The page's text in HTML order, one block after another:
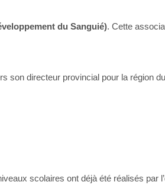
du Sanguié). Cette
son directeur provincial pour la région
scolaires ont déjà été réalisés par